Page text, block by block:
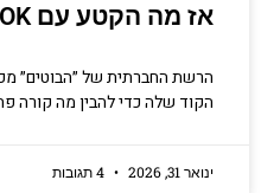
אז מה הקטע עם MOLTBOOK?
הרשת החברתית של ״הבוטים״
הקוד שלה כדי להבין מה קורה
ינואר 31, 2026